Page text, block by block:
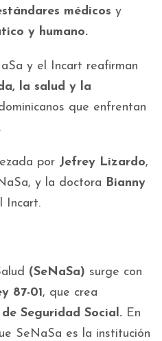
médicos y
y humano.
y el Incart reafirman
la salud y la
que enfrentan
por Jefrey Lizardo,
y la doctora Bianny
Incart.
(SeNaSa) surge con
87-01, que crea
Seguridad Social. En
SeNaSa es la institución